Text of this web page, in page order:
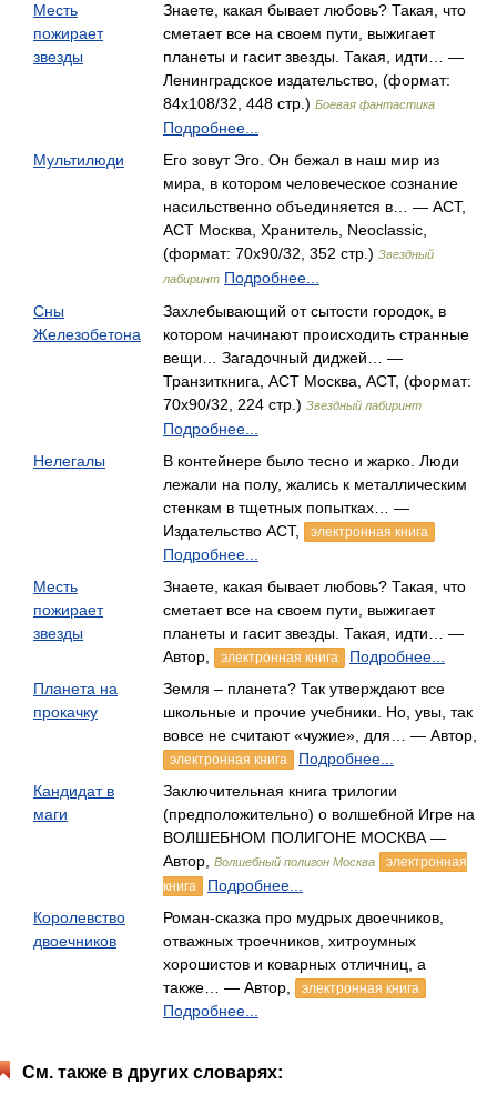
Месть
пожирает
звезды
Знаете, какая бывает любовь? Такая, что
сметает все на своем пути, выжигает
планеты и гасит звезды. Такая, идти… —
Ленинградское издательство, (формат:
84x108/32, 448 стр.) Боевая фантастика
Подробнее...
Мультилюди
Его зовут Эго. Он бежал в наш мир из
мира, в котором человеческое сознание
насильственно объединяется в… — АСТ,
АСТ Москва, Хранитель, Neoclassic,
(формат: 70x90/32, 352 стр.) Звездный
лабиринт Подробнее...
Сны
Железобетона
Захлебывающий от сытости городок, в
котором начинают происходить странные
вещи… Загадочный диджей… —
Транзиткнига, АСТ Москва, АСТ, (формат:
70x90/32, 224 стр.) Звездный лабиринт
Подробнее...
Нелегалы
В контейнере было тесно и жарко. Люди
лежали на полу, жались к металлическим
стенкам в тщетных попытках… —
Издательство АСТ,
электронная книга
Подробнее...
Месть
пожирает
звезды
Знаете, какая бывает любовь? Такая, что
сметает все на своем пути, выжигает
планеты и гасит звезды. Такая, идти… —
Автор,
электронная книга
Подробнее...
Планета на
прокачку
Земля – планета? Так утверждают все
школьные и прочие учебники. Но, увы, так
вовсе не считают «чужие», для… — Автор,
электронная книга
Подробнее...
Кандидат в
маги
Заключительная книга трилогии
(предположительно) о волшебной Игре на
ВОЛШЕБНОМ ПОЛИГОНЕ МОСКВА —
Автор,
Волшебный полигон Москва
электронная
книга
Подробнее...
Королевство
двоечников
Роман-сказка про мудрых двоечников,
отважных троечников, хитроумных
хорошистов и коварных отличниц, а
также… — Автор,
электронная книга
Подробнее...
См. также в других словарях: